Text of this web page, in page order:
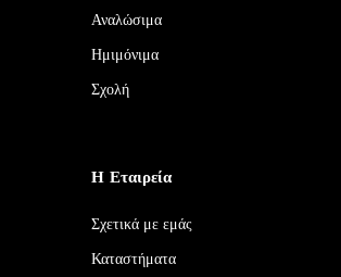
Αναλώσιμα
Ημιμόνιμα
Σχολή
Η Εταιρεία
Σχετικά με εμάς
Καταστήματα